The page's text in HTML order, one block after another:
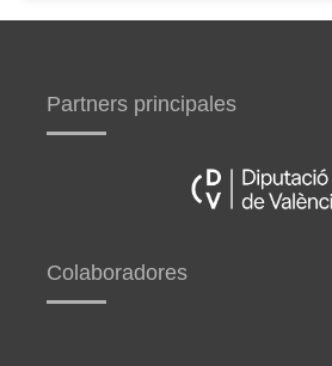
Partners principales
Colaboradores